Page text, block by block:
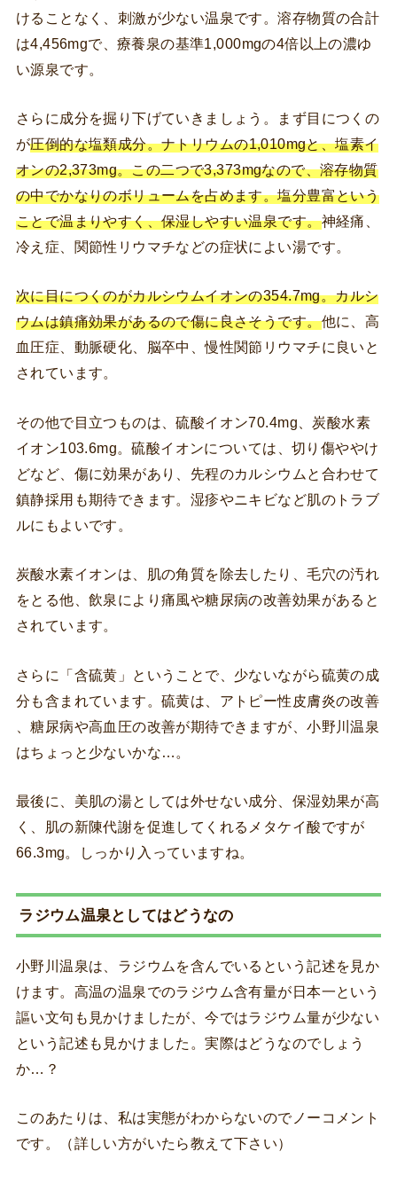
けることなく、刺激が少ない温泉です。溶存物質の合計
は4,456mgで、療養泉の基準1,000mgの4倍以上の濃ゆ
い源泉です。
さらに成分を掘り下げていきましょう。まず目につくの
が圧倒的な塩類成分。ナトリウムの1,010mgと、塩素イ
オンの2,373mg。この二つで3,373mgなので、溶存物質
の中でかなりのボリュームを占めます。塩分豊富という
ことで温まりやすく、保湿しやすい温泉です。神経痛、
冷え症、関節性リウマチなどの症状によい湯です。
次に目につくのがカルシウムイオンの354.7mg。カルシ
ウムは鎮痛効果があるので傷に良さそうです。他に、高
血圧症、動脈硬化、脳卒中、慢性関節リウマチに良いと
されています。
その他で目立つものは、硫酸イオン70.4mg、炭酸水素
イオン103.6mg。硫酸イオンについては、切り傷ややけ
どなど、傷に効果があり、先程のカルシウムと合わせて
鎮静採用も期待できます。湿疹やニキビなど肌のトラブ
ルにもよいです。
炭酸水素イオンは、肌の角質を除去したり、毛穴の汚れ
をとる他、飲泉により痛風や糖尿病の改善効果があると
されています。
さらに「含硫黄」ということで、少ないながら硫黄の成
分も含まれています。硫黄は、アトピー性皮膚炎の改善
、糖尿病や高血圧の改善が期待できますが、小野川温泉
はちょっと少ないかな…。
最後に、美肌の湯としては外せない成分、保湿効果が高
く、肌の新陳代謝を促進してくれるメタケイ酸ですが
66.3mg。しっかり入っていますね。
ラジウム温泉としてはどうなの
小野川温泉は、ラジウムを含んでいるという記述を見か
けます。高温の温泉でのラジウム含有量が日本一という
謳い文句も見かけましたが、今ではラジウム量が少ない
という記述も見かけました。実際はどうなのでしょう
か…？
このあたりは、私は実態がわからないのでノーコメント
です。（詳しい方がいたら教えて下さい）